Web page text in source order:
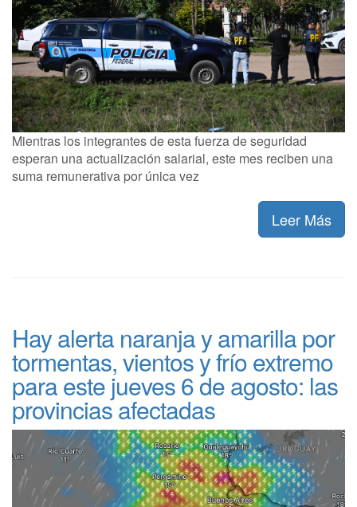
Mientras los integrantes de esta fuerza de seguridad
esperan una actualización salarial, este mes reciben una
suma remunerativa por única vez
Leer Más
Hay alerta naranja y amarilla por
tormentas, vientos y frío extremo
para este jueves 6 de agosto: las
provincias afectadas